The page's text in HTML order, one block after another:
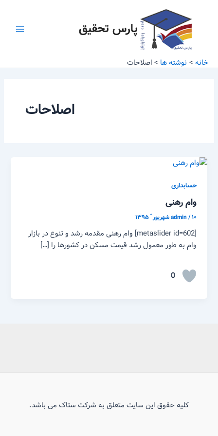
پارس تحقیق
خانه نوشته ها اصلاحات
اصلاحات
حسابداری
وام رهنی
admin/۱۰ شهریور ّ ۱۳۹۵
[metaslider id=602] وام رهنی مقدمه رشد و تنوع در بازار
وام به طور معمول رشد قیمت مسکن در کشورها را […]
0
کلیه حقوق این سایت متعلق به شرکت ستاک می باشد.